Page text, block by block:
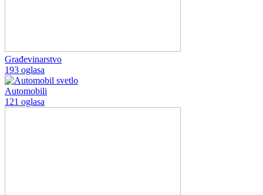
Građevinarstvo
193 oglasa
Automobili
121 oglasa